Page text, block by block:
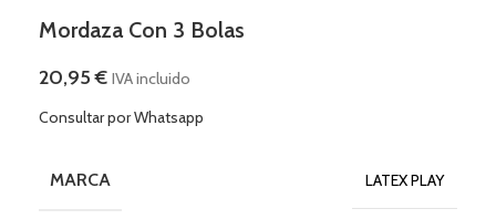
Mordaza Con 3 Bolas
20,95€ IVA incluido
Consultar por Whatsapp
MARCA LATEX PLAY